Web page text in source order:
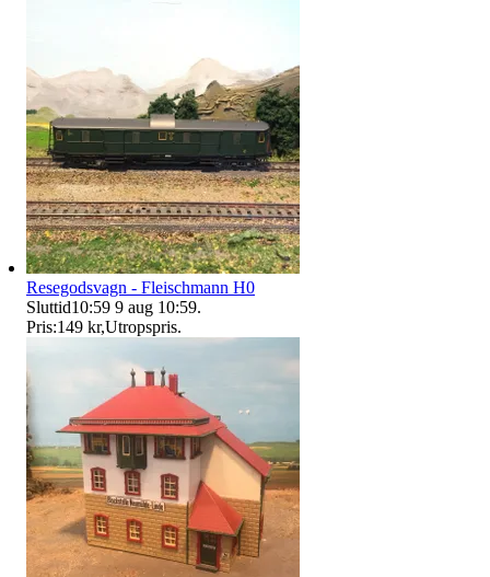
Resegodsvagn - Fleischmann H0
Sluttid10:59 9 aug 10:59.
Pris:149 kr,Utropspris.